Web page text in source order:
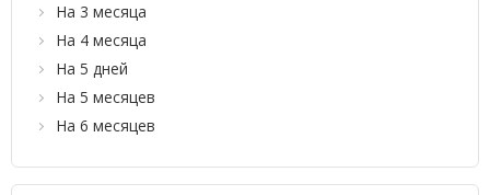
На 3 месяца
На 4 месяца
На 5 дней
На 5 месяцев
На 6 месяцев